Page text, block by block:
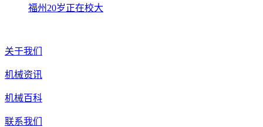
福州20岁正在校大
关于我们
机械资讯
机械百科
联系我们